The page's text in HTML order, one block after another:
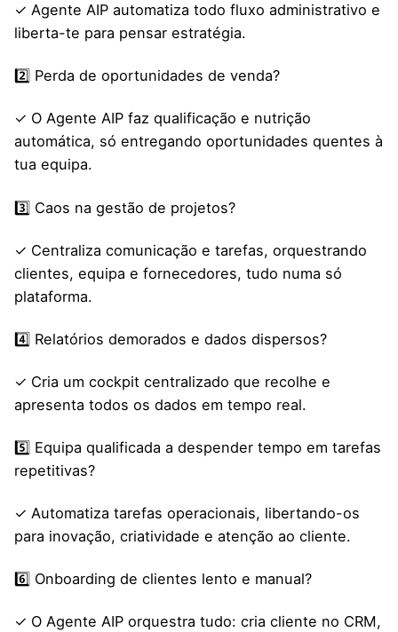
✓ Agente AIP automatiza todo fluxo administrativo e
liberta-te para pensar estratégia.
2️⃣ Perda de oportunidades de venda?
✓ O Agente AIP faz qualificação e nutrição
automática, só entregando oportunidades quentes à
tua equipa.
3️⃣ Caos na gestão de projetos?
✓ Centraliza comunicação e tarefas, orquestrando
clientes, equipa e fornecedores, tudo numa só
plataforma.
4️⃣ Relatórios demorados e dados dispersos?
✓ Cria um cockpit centralizado que recolhe e
apresenta todos os dados em tempo real.
5️⃣ Equipa qualificada a despender tempo em tarefas
repetitivas?
✓ Automatiza tarefas operacionais, libertando-os
para inovação, criatividade e atenção ao cliente.
6️⃣ Onboarding de clientes lento e manual?
✓ O Agente AIP orquestra tudo: cria cliente no CRM,